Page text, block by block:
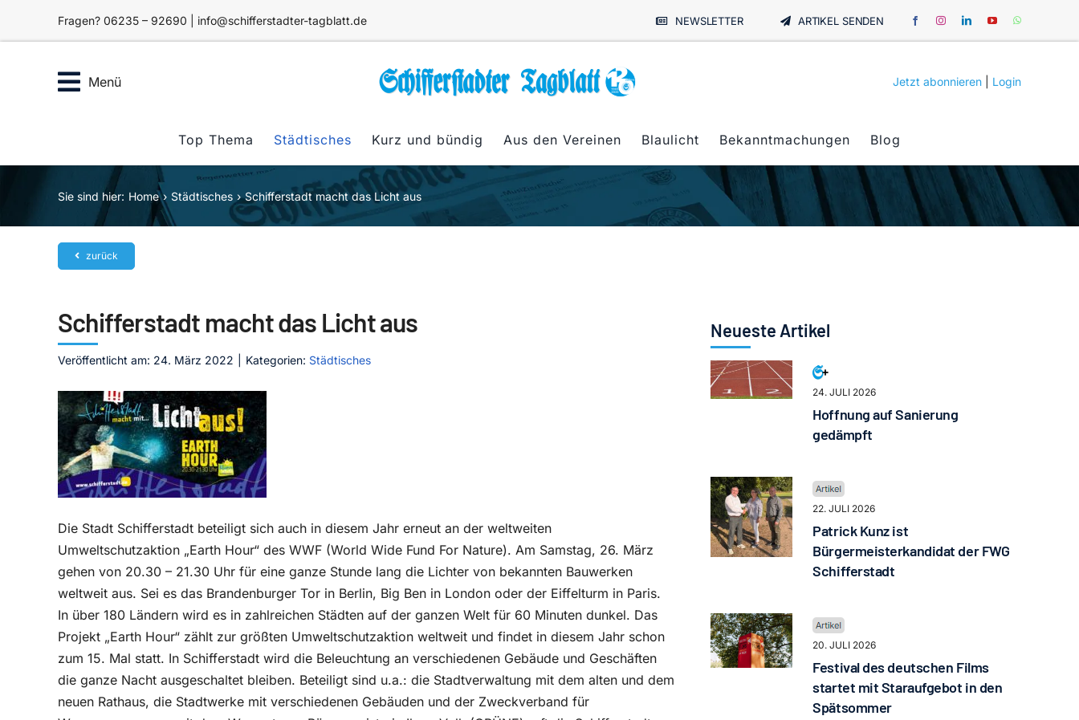
Fragen? 06235 – 92690 | info@schifferstadter-tagblatt.de NEWSLETTER ARTIKEL SENDEN
Menü Jetzt abonnieren Login
Top Thema Städtisches Kurz und bündig Aus den Vereinen Blaulicht Bekanntmachungen Blog
Sie sind hier: Home Städtisches Schifferstadt macht das Licht aus
zurück
Schifferstadt macht das Licht aus
Veröffentlicht am: 24. März 2022 Kategorien: Städtisches
Die Stadt Schifferstadt beteiligt sich auch in diesem Jahr erneut an der weltweiten
Umweltschutzaktion „Earth Hour“ des WWF (World Wide Fund For Nature). Am Samstag, 26. März
gehen von 20.30 – 21.30 Uhr für eine ganze Stunde lang die Lichter von bekannten Bauwerken
weltweit aus. Sei es das Brandenburger Tor in Berlin, Big Ben in London oder der Eiffelturm in Paris.
In über 180 Ländern wird es in zahlreichen Städten auf der ganzen Welt für 60 Minuten dunkel. Das
Projekt „Earth Hour“ zählt zur größten Umweltschutzaktion weltweit und findet in diesem Jahr schon
zum 15. Mal statt. In Schifferstadt wird die Beleuchtung an verschiedenen Gebäude und Geschäften
die ganze Nacht ausgeschaltet bleiben. Beteiligt sind u.a.: die Stadtverwaltung mit dem alten und dem
neuen Rathaus, die Stadtwerke mit verschiedenen Gebäuden und der Zweckverband für
Neueste Artikel
24. JULI 2026
Hoffnung auf Sanierung
gedämpft
22. JULI 2026
Patrick Kunz ist
Bürgermeisterkandidat der FWG
Schifferstadt
20. JULI 2026
Festival des deutschen Films
startet mit Staraufgebot in den
Spätsommer